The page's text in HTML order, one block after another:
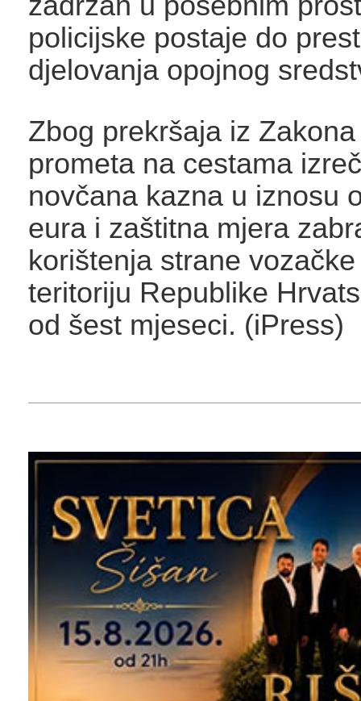
policijske postaje do
djelovanja opojnog
Zbog prekršaja iz
prometa na cestama
novčana kazna u iznosu
eura i zaštitna mjera
korištenja strane
teritoriju Republike
od šest mjeseci. (iPress)